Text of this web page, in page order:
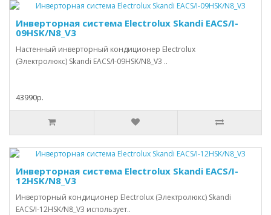
Инверторная система Electrolux Skandi EACS/I-
09HSK/N8_V3
Настенный инверторный кондиционер Electrolux
(Электролюкс) Skandi EACS/I-09HSK/N8_V3 ..
43990р.
Инверторная система Electrolux Skandi EACS/I-
12HSK/N8_V3
Инверторный кондиционер Electrolux (Электролюкс) Skandi
EACS/I-12HSK/N8_V3 использует..